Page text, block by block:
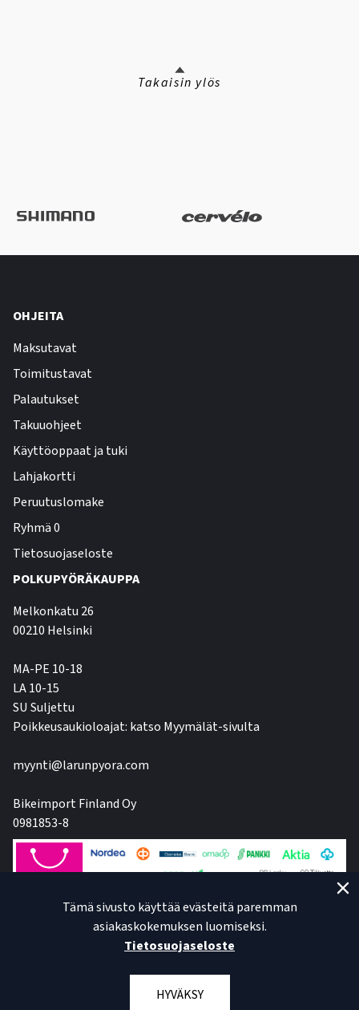
Takaisin ylös
OHJEITA
Maksutavat
Toimitustavat
Palautukset
Takuuohjeet
Käyttöoppaat ja tuki
Lahjakortti
Peruutuslomake
Ryhmä 0
Tietosuojaseloste
POLKUPYÖRÄKAUPPA
Melkonkatu 26
00210 Helsinki
MA-PE 10-18
LA 10-15
SU Suljettu
Poikkeusaukioloajat: katso Myymälät-sivulta
myynti@larunpyora.com
Bikeimport Finland Oy
0981853-8
Tämä sivusto käyttää evästeitä paremman
asiakaskokemuksen luomiseksi.
Tietosuojaseloste
HYVÄKSY